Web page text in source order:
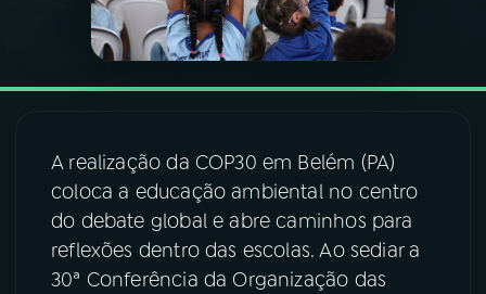
VIDEOCASTS
08FESTIVAL DE MÚSICA
ACOMPANHE A RÁDIO NACIONAL
A realização da COP30 em Belém (PA)
coloca a educação ambiental no centro
do debate global e abre caminhos para
reflexões dentro das escolas. Ao sediar a
30ª Conferência da Organização das